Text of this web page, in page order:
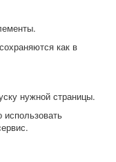
как в
нужной страницы.